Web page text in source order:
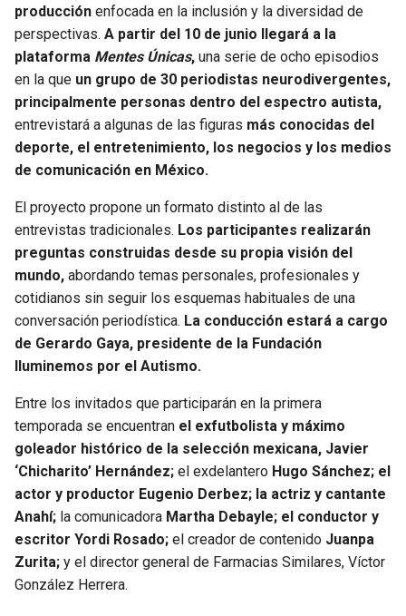
VIKINGS
PANTHERS
SAINTS
BUCCANEERS
THUNDER
JAZZ
producción enfocada en la inclusión y la diversidad de
perspectivas. A partir del 10 de junio llegará a la
plataforma Mentes Únicas, una serie de ocho episodios
en la que un grupo de 30 periodistas neurodivergentes,
principalmente personas dentro del espectro autista,
entrevistará a algunas de las figuras más conocidas del
deporte, el entretenimiento, los negocios y los medios
de comunicación en México.
El proyecto propone un formato distinto al de las
entrevistas tradicionales. Los participantes realizarán
preguntas construidas desde su propia visión del
mundo, abordando temas personales, profesionales y
cotidianos sin seguir los esquemas habituales de una
conversación periodística. La conducción estará a cargo
de Gerardo Gaya, presidente de la Fundación
Iluminemos por el Autismo.
Entre los invitados que participarán en la primera
temporada se encuentran el exfutbolista y máximo
goleador histórico de la selección mexicana, Javier
‘Chicharito’ Hernández; el exdelantero Hugo Sánchez; el
actor y productor Eugenio Derbez; la actriz y cantante
Anahí; la comunicadora Martha Debayle; el conductor y
escritor Yordi Rosado; el creador de contenido Juanpa
Zurita; y el director general de Farmacias Similares, Víctor
González Herrera.